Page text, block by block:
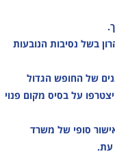
בשל נסיבות הנובעות
והגנים של החופש הגדול
זה יצטרפו על בסיס מקום פנוי
סופי של משרד
עת.